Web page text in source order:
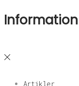
Information
Artikler